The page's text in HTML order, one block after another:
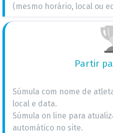
(mesmo horário, local ou
Partir
Súmula com nome de
local e data.
Súmula on line para
automático no site.